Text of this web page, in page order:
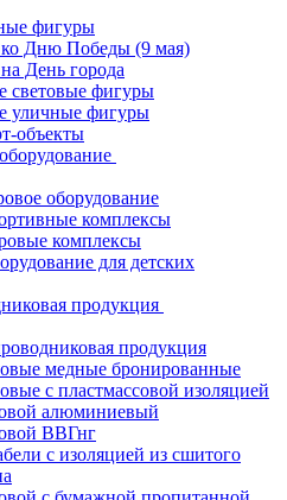
фигуры
Дню Победы (9 мая)
День города
световые фигуры
уличные фигуры
объекты
оборудование
комплексы
комплексы
для детских
продукция
продукция
медные бронированные
с пластмассовой изоляцией
алюминиевый
ВВГнг
с изоляцией из сшитого